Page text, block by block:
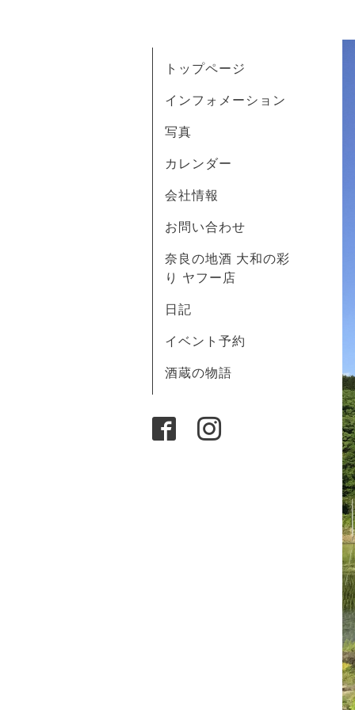
トップページ
インフォメーション
写真
カレンダー
会社情報
お問い合わせ
奈良の地酒 大和の彩
り ヤフー店
日記
イベント予約
酒蔵の物語